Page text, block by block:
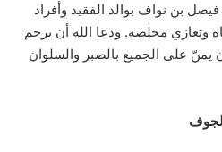
بن نواف بوالد الفقيد وأفراد
وتعازي مخلصة. ودعا الله أن يرحم
يمنّ على الجميع بالصبر والسلوان